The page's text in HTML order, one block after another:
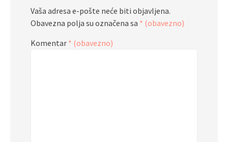
Vaša adresa e-pošte neće biti objavljena.
Obavezna polja su označena sa * (obavezno)
Komentar * (obavezno)